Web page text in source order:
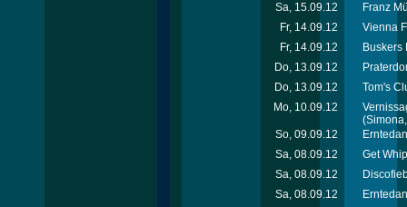
Sa, 15.09.12
Franz
Fr, 14.09.12
Vienna
Fr, 14.09.12
Buskers
Do, 13.09.12
Do, 13.09.12
Tom's
Mo, 10.09.12
So, 09.09.12
Sa, 08.09.12
Get
Sa, 08.09.12
Sa, 08.09.12